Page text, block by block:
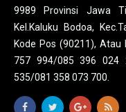
9989 Provinsi Jawa
Kel.Kaluku Bodoa,
Kode Pos (90211), Atau
757 994/085 396 024
535/081 358 073 700.